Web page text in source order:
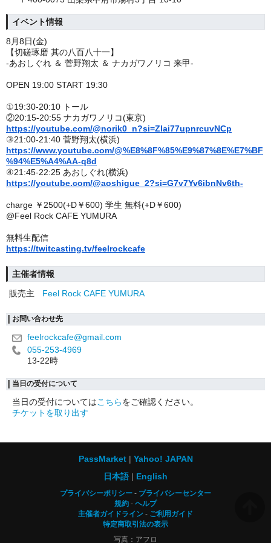
イベント情報
8月8日(金)
【切磋琢磨 其の八百八十一】
-あおしぐれ ＆ 菅野翔太 ＆ ナカガワノリコ 来甲-
OPEN 19:00 START 19:30
①19:30-20:10 トール
②20:15-20:55 ナカガワノリコ(東京)
https://youtube.com/@norik0_n?si=ZIai77upnrcuvNCp
③21:00-21:40 菅野翔太(横浜)
https://www.youtube.com/@%E8%8F%85%E9%87%8E%E7%BF
%94%E5%A4%AA-q8d
④21:45-22:25 あおしぐれ(横浜)
https://youtube.com/@aoshigue_2?si=G7v7Yv6ibnNv6th-
charge ￥2500(+D￥600) 学生 無料(+D￥600)
@Feel Rock CAFE YUMURA
無料生配信
https://twitcasting.tv/feelrockcafe
主催者情報
販売主
Feel Rock CAFE YUMURA
お問い合わせ先
feelrockcafe@gmail.com
055-253-4969
13-22時
当日の受付について
当日の受付についてはこちらをご確認ください。
チケットを取り出す
PassMarket
Yahoo! JAPAN
日本語
English
プライバシーポリシー
プライバシーセンター
規約
ヘルプ
主催者ガイドライン
ご利用ガイド
特定商取引法の表示
写真：アフロ